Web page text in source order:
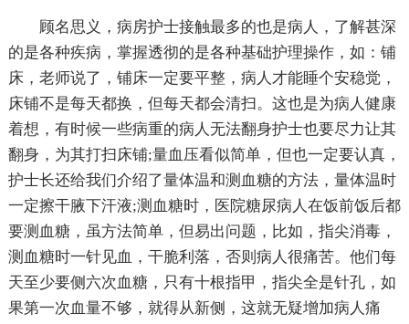
顾名思义，病房护士接触最多的也是病人，了解甚深
的是各种疾病，掌握透彻的是各种基础护理操作，如：铺
床，老师说了，铺床一定要平整，病人才能睡个安稳觉，
床铺不是每天都换，但每天都会清扫。这也是为病人健康
着想，有时候一些病重的病人无法翻身护士也要尽力让其
翻身，为其打扫床铺;量血压看似简单，但也一定要认真，
护士长还给我们介绍了量体温和测血糖的方法，量体温时
一定擦干腋下汗液;测血糖时，医院糖尿病人在饭前饭后都
要测血糖，虽方法简单，但易出问题，比如，指尖消毒，
测血糖时一针见血，干脆利落，否则病人很痛苦。他们每
天至少要侧六次血糖，只有十根指甲，指尖全是针孔，如
果第一次血量不够，就得从新侧，这就无疑增加病人痛